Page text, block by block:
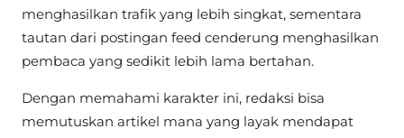
menghasilkan trafik yang lebih singkat, sementara
tautan dari postingan feed cenderung menghasilkan
pembaca yang sedikit lebih lama bertahan.
Dengan memahami karakter ini, redaksi bisa
memutuskan artikel mana yang layak mendapat